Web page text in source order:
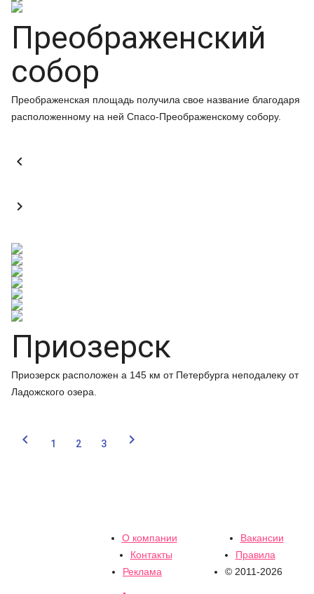
Преображенский
собор
Преображенская площадь получила свое название благодаря
расположенному на ней Спасо-Преображенскому собору.


Приозерск
Приозерск расположен а 145 км от Петербурга неподалеку от
Ладожского озера.
 1 2 3 
О компании
Вакансии
Контакты
Правила
Реклама
© 2011-2026